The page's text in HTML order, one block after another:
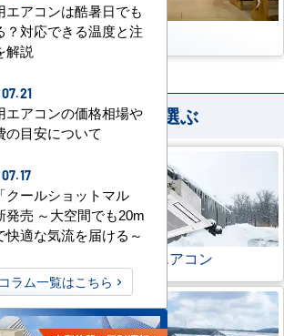
その他
業務用エアコンを選ぶ
寒冷地用エアコン
エアコンは酷暑日でも
？対応できる温度と注
解説
エアコンの価格相場や
の目安について
クールショットマル
発売 ～大空間でも20m
快適な気流を届ける～
コラム一覧はこちら